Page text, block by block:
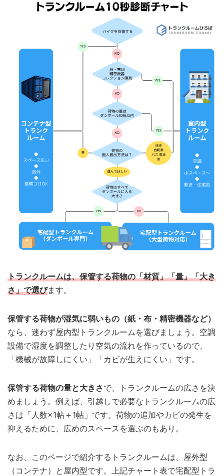
トランクルームは、保管する荷物の「材質」「量」「大き
さ」で選びます。
保管する荷物が湿気に弱いもの（紙・布・精密機器など）
なら、迷わず屋内型トランクルームを選びましょう。空調
設備で湿度を調整したり空気の流れを作っているので、
「機械が故障しにくい」「カビが生えにくい」です。
保管する荷物の量と大きさで、トランクルームの広さを決
めましょう。例えば、引越しで必要なトランクルームの広
さは「人数×1帖＋1帖」です。荷物の追加やカビの発生を
抑えるために、広めのスペースを選ぶのもあり。
なお、このページで紹介するトランクルームは、屋外型
（コンテナ）と屋内型です。上記チャート表で宅配型トラ